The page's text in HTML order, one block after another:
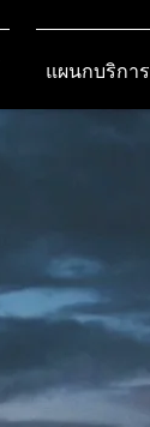
แผนกบริการ